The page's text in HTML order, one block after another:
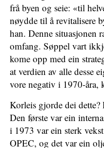
frå byen og seie: «til
nøydde til å revitalisere
han. Denne situasjonen
omfang. Søppel vart
kome opp med ein
at verdien av alle desse
vore negativ i 1970-åra,
Korleis gjorde dei
Den første var ein
i 1973 var ein sterk
OPEC, og det var ein